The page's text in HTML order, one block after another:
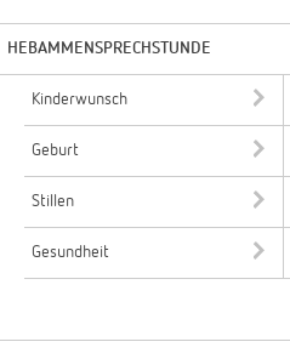
HEBAMMENSPRECHSTUNDE
Kinderwunsch
Geburt
Stillen
Gesundheit